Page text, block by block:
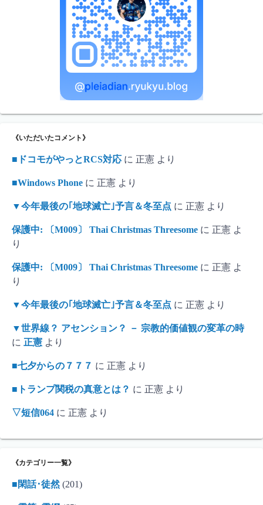
《いただいたコメント》
■ドコモがやっとRCS対応 に 正憲 より
■Windows Phone に 正憲 より
▼今年最後の｢地球滅亡｣予言＆冬至点 に 正憲 より
保護中: 〔M009〕 Thai Christmas Threesome に 正憲 よ
り
保護中: 〔M009〕 Thai Christmas Threesome に 正憲 よ
り
▼今年最後の｢地球滅亡｣予言＆冬至点 に 正憲 より
▼世界線？ アセンション？ － 宗教的価値観の変革の時
に 正憲 より
■七夕からの７７７ に 正憲 より
■トランプ関税の真意とは？ に 正憲 より
▽短信064 に 正憲 より
《カテゴリー一覧》
■閑話･徒然(201)